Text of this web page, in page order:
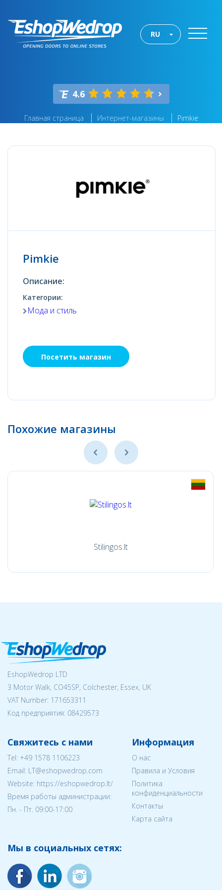
RU
4.6
Главная страница Интернет-магазины Pimkie
Pimkie
Описание:
Категории:
Мода и стиль
Посетить магазин
Похожие магазины
Stilingos.lt
EshopWedrop LTD
3 Motor Walk, CO45SP, Colchester, Essex, UK
VAT Number: 171653311
Код предприятия: 08429573
Свяжитесь с нами
Tel: +49 1578 1106223
Email: LT@eshopwedrop.com
Website: https://eshopwedrop.lt/
Время работы администрации:
Пн. - Пт. 09:00-17:00
Информация
О нас
Правила и Условия
Политика
конфиденциальности
Контакты
Карта сайта
Мы в социальных сетях: